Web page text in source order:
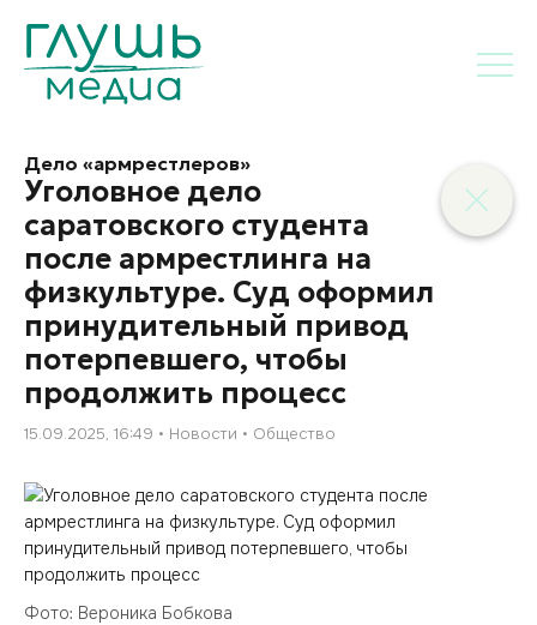
Дело «армрестлеров»
Уголовное дело
саратовского студента
после армрестлинга на
физкультуре. Суд оформил
принудительный привод
потерпевшего, чтобы
продолжить процесс
15.09.2025, 16:49 Новости Общество
Фото: Вероника Бобкова